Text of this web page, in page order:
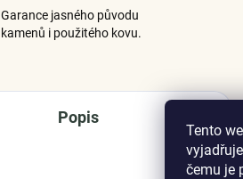
Tento
čemu je
Garance jasného původu
kamenů i použitého kovu.
Popis